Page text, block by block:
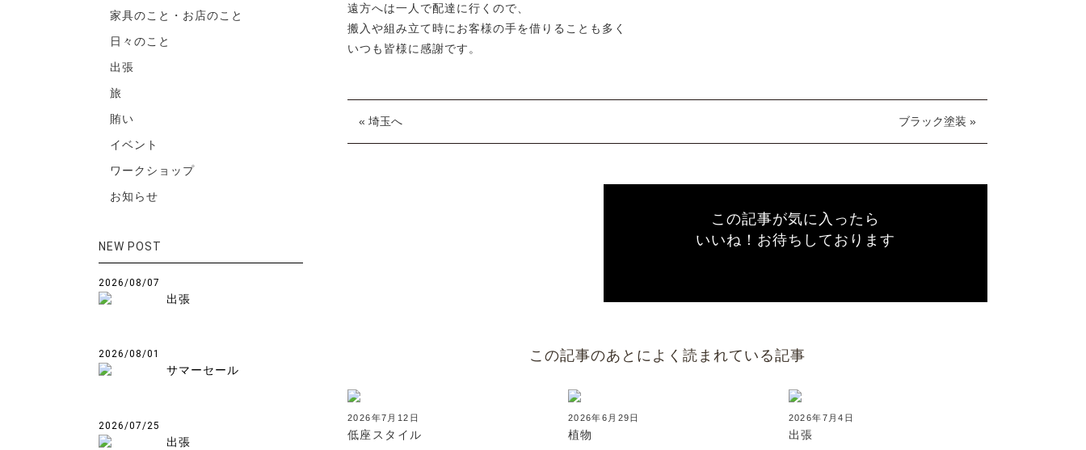
遠方へは一人で配達に行くので、
搬入や組み立て時にお客様の手を借りることも多く
いつも皆様に感謝です。
« 埼玉へ ブラック塗装 »
この記事が気に入ったら
いいね！お待ちしております
この記事のあとによく読まれている記事
2026年7月12日
低座スタイル
2026年6月29日
植物
2026年7月4日
出張
家具のこと・お店のこと
日々のこと
出張
旅
賄い
イベント
ワークショップ
お知らせ
NEW POST
2026/08/07
出張
2026/08/01
サマーセール
2026/07/25
出張